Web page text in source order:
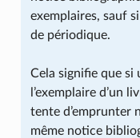
exemplaires, sauf
de périodique.
Cela signifie que si
l’exemplaire d’un
tente d’emprunter
même notice